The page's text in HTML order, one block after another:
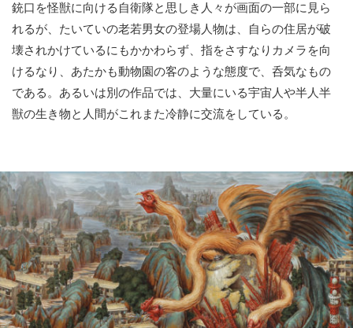
銃口を怪獣に向ける自衛隊と思しき人々が画面の一部に見ら
れるが、たいていの老若男女の登場人物は、自らの住居が破
壊されかけているにもかかわらず、指をさすなりカメラを向
けるなり、あたかも動物園の客のような態度で、呑気なもの
である。あるいは別の作品では、大量にいる宇宙人や半人半
獣の生き物と人間がこれまた冷静に交流をしている。